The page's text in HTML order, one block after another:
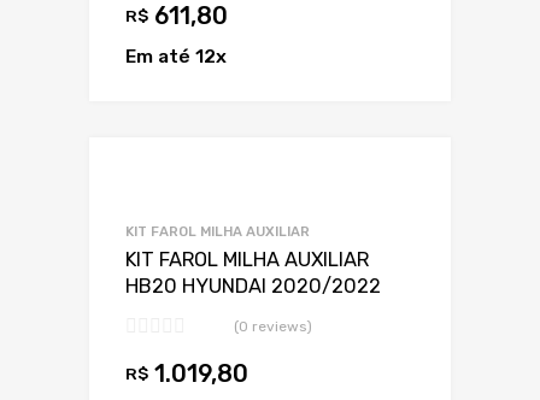
R$ 611,80
Em até 12x
KIT FAROL MILHA AUXILIAR
KIT FAROL MILHA AUXILIAR
HB20 HYUNDAI 2020/2022
(0 reviews)
R$ 1.019,80